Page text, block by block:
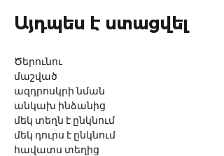
Այդպես է ստացվել
Ծերունու
մաշված
ազդրոսկրի նման
անկախ ինձանից
մեկ տեղն է ընկնում
մեկ դուրս է ընկնում
հավատս տեղից